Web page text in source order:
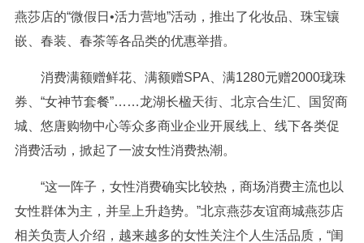
燕莎店的“微假日•活力营地”活动，推出了化妆品、珠宝镶
嵌、春装、春茶等各品类的优惠举措。
消费满额赠鲜花、满额赠SPA、满1280元赠2000珑珠
券、“女神节套餐”……龙湖长楹天街、北京合生汇、国贸商
城、悠唐购物中心等众多商业企业开展线上、线下各类促
消费活动，掀起了一波女性消费热潮。
“这一阵子，女性消费确实比较热，商场消费主流也以
女性群体为主，并呈上升趋势。”北京燕莎友谊商城燕莎店
相关负责人介绍，越来越多的女性关注个人生活品质，“闺